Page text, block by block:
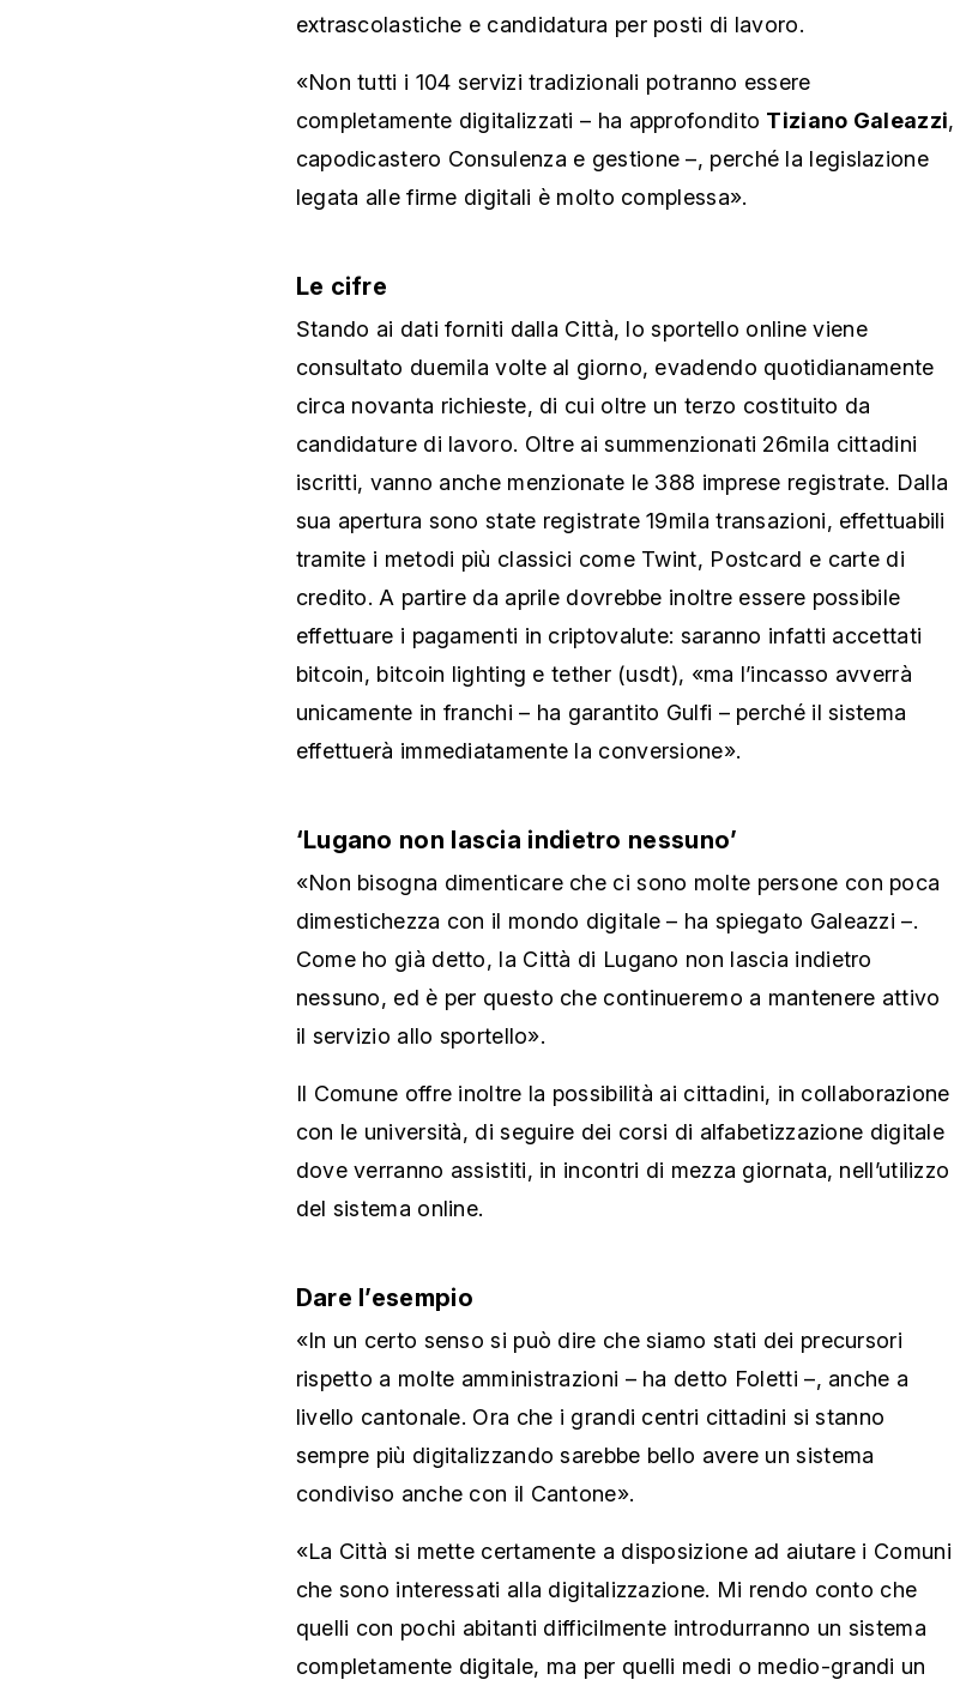
extrascolastiche e candidatura per posti di lavoro.
«Non tutti i 104 servizi tradizionali potranno essere
completamente digitalizzati – ha approfondito Tiziano Galeazzi,
capodicastero Consulenza e gestione –, perché la legislazione
legata alle firme digitali è molto complessa».
Le cifre
Stando ai dati forniti dalla Città, lo sportello online viene
consultato duemila volte al giorno, evadendo quotidianamente
circa novanta richieste, di cui oltre un terzo costituito da
candidature di lavoro. Oltre ai summenzionati 26mila cittadini
iscritti, vanno anche menzionate le 388 imprese registrate. Dalla
sua apertura sono state registrate 19mila transazioni, effettuabili
tramite i metodi più classici come Twint, Postcard e carte di
credito. A partire da aprile dovrebbe inoltre essere possibile
effettuare i pagamenti in criptovalute: saranno infatti accettati
bitcoin, bitcoin lighting e tether (usdt), «ma l’incasso avverrà
unicamente in franchi – ha garantito Gulfi – perché il sistema
effettuerà immediatamente la conversione».
‘Lugano non lascia indietro nessuno’
«Non bisogna dimenticare che ci sono molte persone con poca
dimestichezza con il mondo digitale – ha spiegato Galeazzi –.
Come ho già detto, la Città di Lugano non lascia indietro
nessuno, ed è per questo che continueremo a mantenere attivo
il servizio allo sportello».
Il Comune offre inoltre la possibilità ai cittadini, in collaborazione
con le università, di seguire dei corsi di alfabetizzazione digitale
dove verranno assistiti, in incontri di mezza giornata, nell’utilizzo
del sistema online.
Dare l’esempio
«In un certo senso si può dire che siamo stati dei precursori
rispetto a molte amministrazioni – ha detto Foletti –, anche a
livello cantonale. Ora che i grandi centri cittadini si stanno
sempre più digitalizzando sarebbe bello avere un sistema
condiviso anche con il Cantone».
«La Città si mette certamente a disposizione ad aiutare i Comuni
che sono interessati alla digitalizzazione. Mi rendo conto che
quelli con pochi abitanti difficilmente introdurranno un sistema
completamente digitale, ma per quelli medi o medio-grandi un